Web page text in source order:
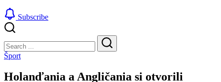
Subscribe
Search
Search
Šport
Holanďania a Angličania si otvorili